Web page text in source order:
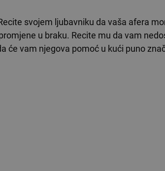
svojem ljubavniku da vaša afera
u braku. Recite mu da vam
će vam njegova pomoć u kući puno